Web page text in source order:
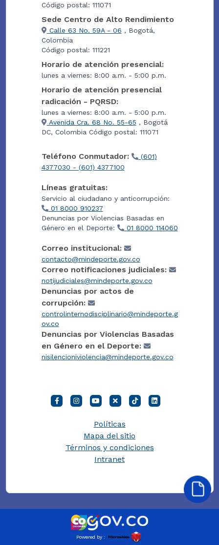
Código postal: 111071
Sede Centro de Alto Rendimiento
Calle 63 No. 59A - 06 , Bogotá,
Colombia
Código postal: 111221
Horario de atención presencial:
lunes a viernes: 8:00 a.m. - 5:00 p.m.
Horario de atención presencial
radicación - PQRSD:
lunes a viernes: 8:00 a.m. - 5:00 p.m.
Avenida Cra. 68 No. 55-65 , Bogotá
DC, Colombia Código postal: 111071
Teléfono Conmutador:
(601)
4377030 - (601) 4377100
Líneas gratuitas:
Servicio al ciudadano y anticorrupción:
01 8000 910237
Denuncias por Violencias Basadas en
Género en el Deporte:
01 8000 114060
Correo institucional:
contacto@mindeporte.gov.co
Correo notificaciones judiciales:
notijudiciales@mindeporte.gov.co
Denuncias por actos de
corrupción:
controlinternodisciplinario@mindeporte.g
ov.co
Denuncias por Violencias Basadas
en Género en el Deporte:
nisilencioniviolencia@mindeporte.gov.co
Políticas
Mapa del sitio
Términos y condiciones
Intranet
Powered by :